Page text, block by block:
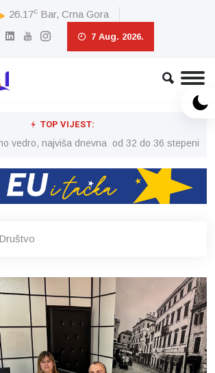
26.17c Bar, Crna Gora
7 Aug. 2026.
TOP VIJEST:
vedro, najviša dnevna od 32 do 36 stepeni
Društvo